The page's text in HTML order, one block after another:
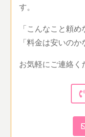
す。
「こんなこと頼
「料金は安いの
お気軽にご連絡く